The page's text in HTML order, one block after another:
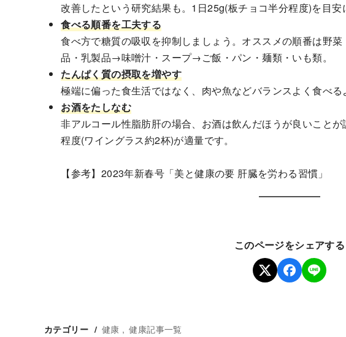
改善したという研究結果も。1日25g(板チョコ半分程度)を目
食べる順番を工夫する
食べ方で糖質の吸収を抑制しましょう。オススメの順番は野
品・乳製品→味噌汁・スープ→ご飯・パン・麺類・いも類。
たんぱく質の摂取を増やす
極端に偏った食生活ではなく、肉や魚などバランスよく食べる
お酒をたしなむ
非アルコール性脂肪肝の場合、お酒は飲んだほうが良いこと
程度(ワイングラス約2杯)が適量です。
【参考】2023年新春号「美と健康の要 肝臓を労わる習慣」
このページをシェアする
カテゴリー 健康 健康記事一覧